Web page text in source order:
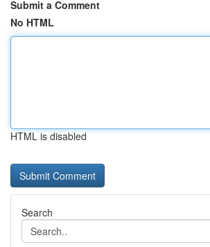
Submit a Comment
No HTML
HTML is disabled
Search